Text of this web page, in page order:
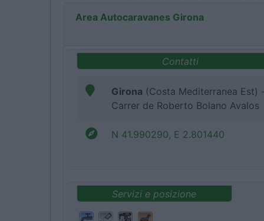
Area Autocaravanes Girona
Contatti
Girona (Costa Mediterranea Est) -
Carrer de Roberto Bolano Avalos
N 41.990290, E 2.801440
Servizi e posizione